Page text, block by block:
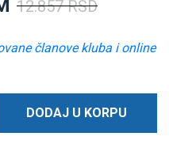
12.857 RSD
članove kluba i online
DODAJ U KORPU